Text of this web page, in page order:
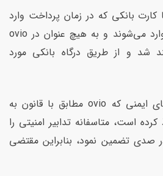
کارت بانکی که در زمان پرداخت وارد
می‌کنید، در درگاه بانکی وارد می‌شوند و به هیچ‌ عنوان در ovio
شد و از طریق درگاه بانکی مورد
۲-۷- علی‌رغم تمام رویه‌های ایمنی که ovio مطابق با قانون به
است، متاسفانه تدابیر امنیتی را
تضمین نمود، بنابراین مقتضی